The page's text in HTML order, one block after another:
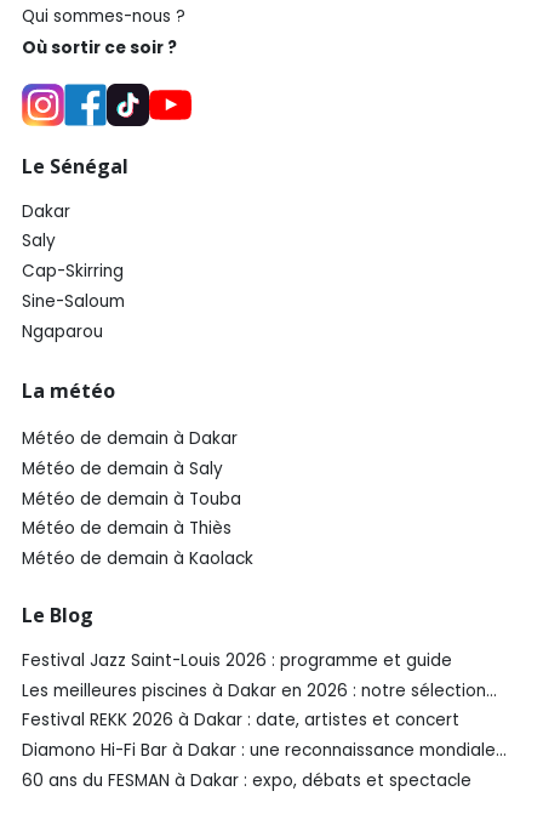
Qui sommes-nous ?
Où sortir ce soir ?
Le Sénégal
Dakar
Saly
Cap-Skirring
Sine-Saloum
Ngaparou
La météo
Météo de demain à Dakar
Météo de demain à Saly
Météo de demain à Touba
Météo de demain à Thiès
Météo de demain à Kaolack
Le Blog
Festival Jazz Saint-Louis 2026 : programme et guide
Les meilleures piscines à Dakar en 2026 : notre sélection
SénéGuide
Festival REKK 2026 à Dakar : date, artistes et concert
Diamono Hi-Fi Bar à Dakar : une reconnaissance mondiale
aux Spirited Awards®️ 2026
60 ans du FESMAN à Dakar : expo, débats et spectacle